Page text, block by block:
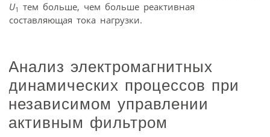
U1 тем больше, чем больше реактивная
составляющая тока нагрузки.
Анализ электромагнитных
динамических процессов при
независимом управлении
активным фильтром